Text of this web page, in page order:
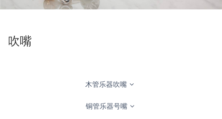
吹嘴
木管乐器吹嘴
铜管乐器号嘴